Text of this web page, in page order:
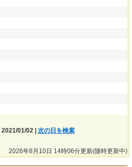
| 2021/01/02 | 次の日を検索
2026年8月10日 14時06分更新(随時更新中)